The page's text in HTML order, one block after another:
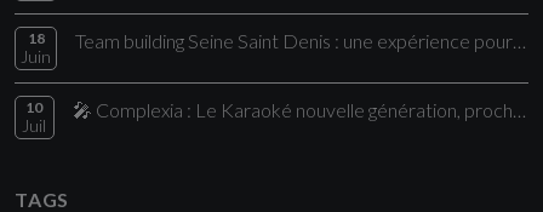
18
Juin
10
Juil
TAGS